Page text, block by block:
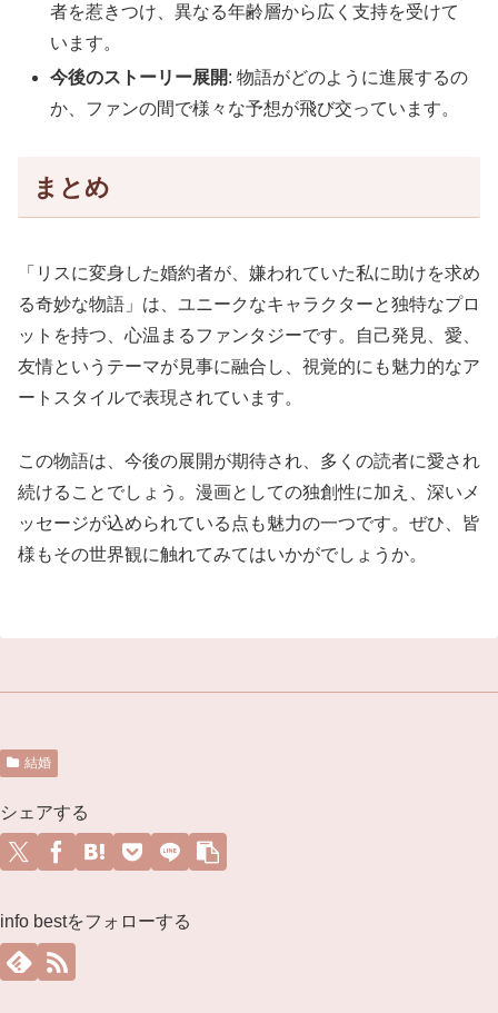
者を惹きつけ、異なる年齢層から広く支持を受けて
います。
今後のストーリー展開: 物語がどのように進展するの
か、ファンの間で様々な予想が飛び交っています。
まとめ
「リスに変身した婚約者が、嫌われていた私に助けを求め
る奇妙な物語」は、ユニークなキャラクターと独特なプロ
ットを持つ、心温まるファンタジーです。自己発見、愛、
友情というテーマが見事に融合し、視覚的にも魅力的なア
ートスタイルで表現されています。
この物語は、今後の展開が期待され、多くの読者に愛され
続けることでしょう。漫画としての独創性に加え、深いメ
ッセージが込められている点も魅力の一つです。ぜひ、皆
様もその世界観に触れてみてはいかがでしょうか。
結婚
シェアする
info bestをフォローする